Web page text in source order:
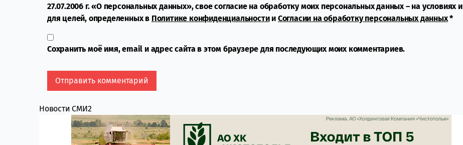
27.07.2006 г. «О персональных данных», свое согласие на обработку моих персональных данных – на условиях и
для целей, определенных в Политике конфиденциальностии Согласии на обработку персональных данных*
Сохранить моё имя, email и адрес сайта в этом браузере для последующих моих комментариев.
Новости СМИ2